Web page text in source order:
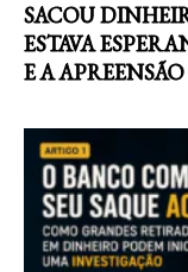
SACOU
ESTAVA
E A